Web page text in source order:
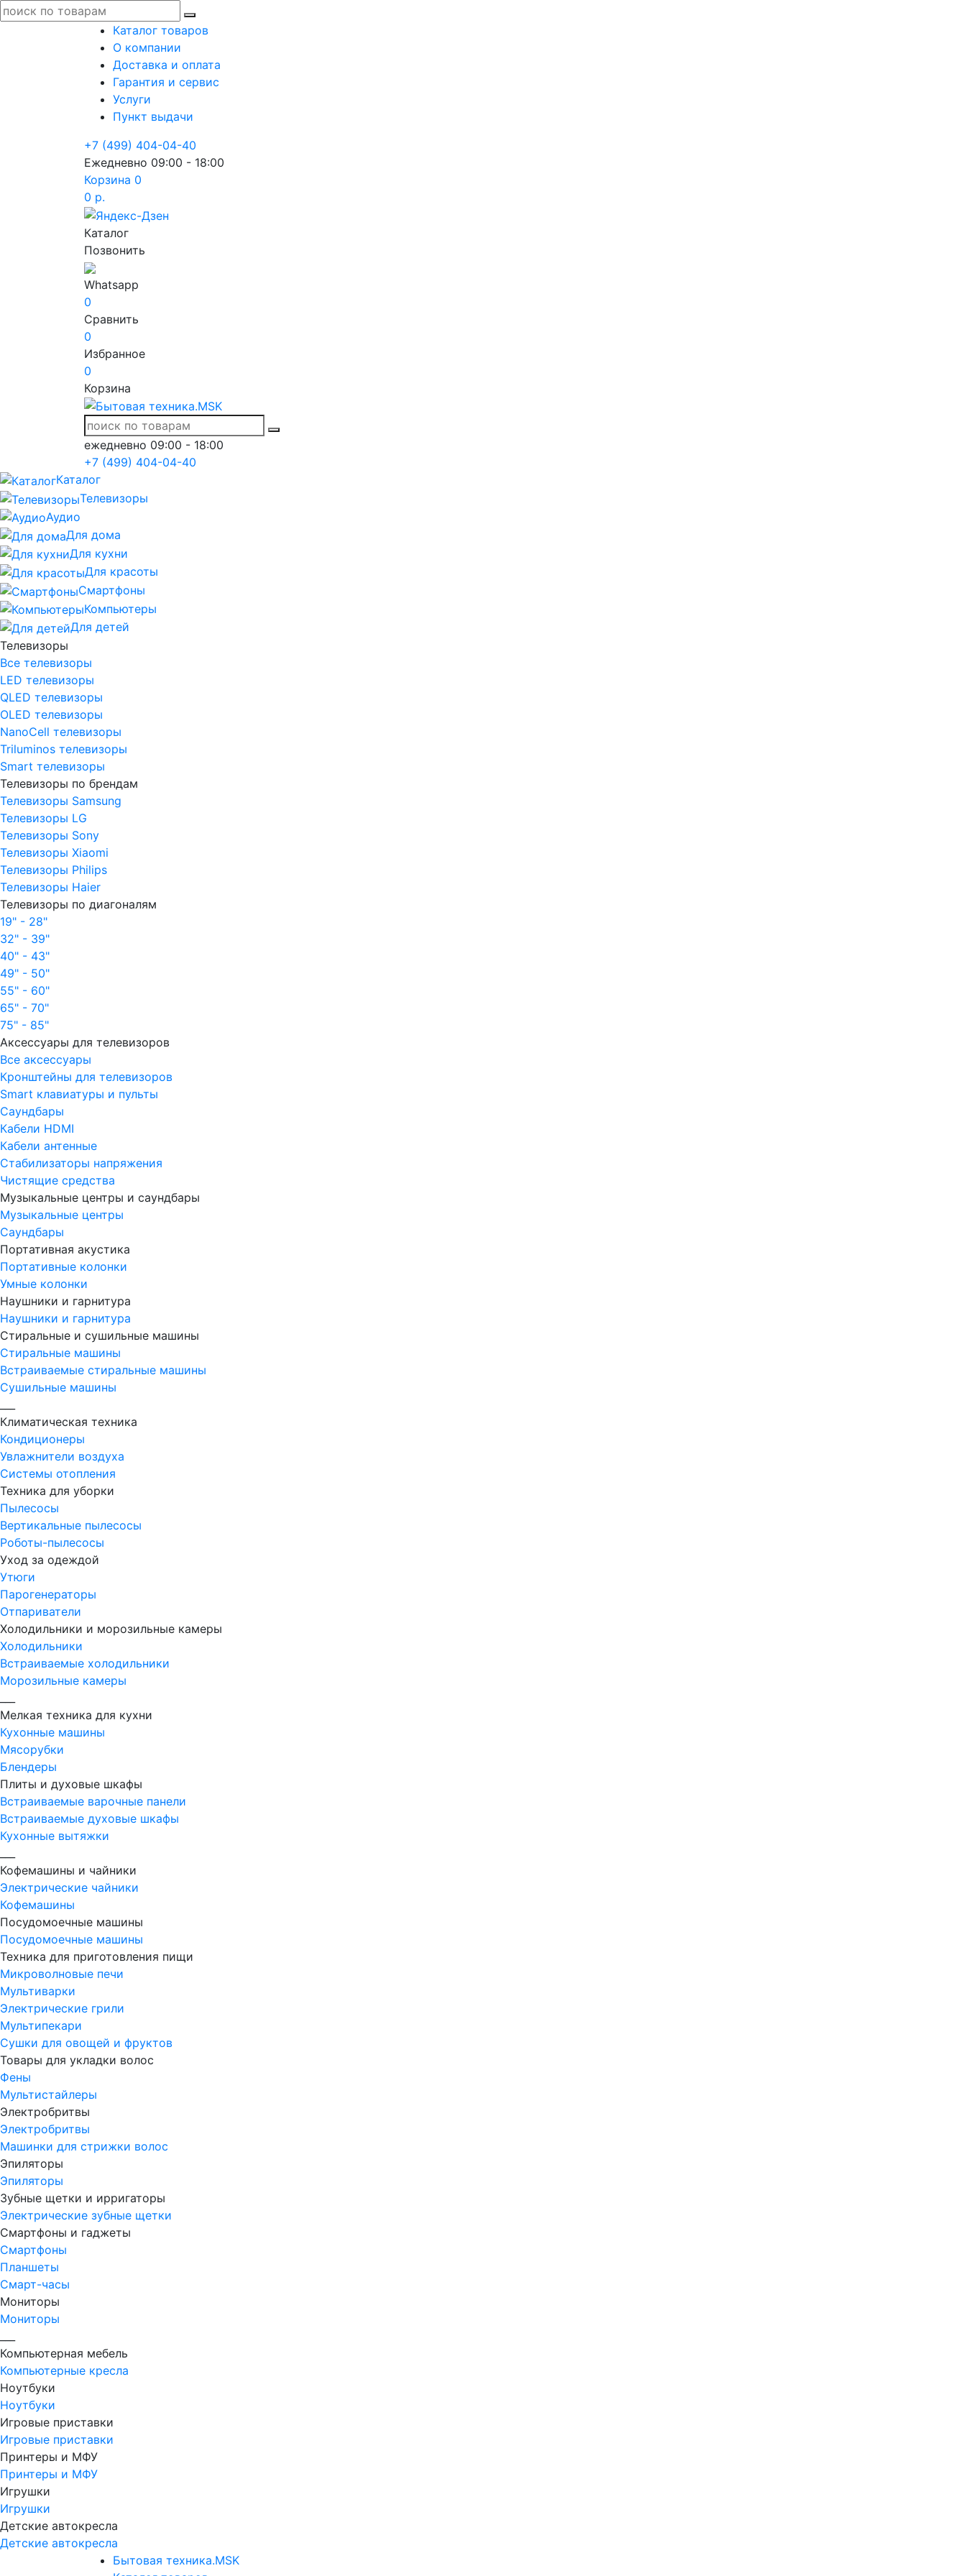
Каталог товаров
О компании
Доставка и оплата
Гарантия и сервис
Услуги
Пункт выдачи
+7 (499) 404-04-40
Ежедневно 09:00 - 18:00
Корзина 0
0 р.
Каталог
Позвонить
Whatsapp
0
Сравнить
0
Избранное
0
Корзина
ежедневно 09:00 - 18:00
+7 (499) 404-04-40
Каталог
Телевизоры
Аудио
Для дома
Для кухни
Для красоты
Смартфоны
Компьютеры
Для детей
Телевизоры
Все телевизоры
LED телевизоры
QLED телевизоры
OLED телевизоры
NanoCell телевизоры
Triluminos телевизоры
Smart телевизоры
Телевизоры по брендам
Телевизоры Samsung
Телевизоры LG
Телевизоры Sony
Телевизоры Xiaomi
Телевизоры Philips
Телевизоры Haier
Телевизоры по диагоналям
19" - 28"
32" - 39"
40" - 43"
49" - 50"
55" - 60"
65" - 70"
75" - 85"
Аксессуары для телевизоров
Все аксессуары
Кронштейны для телевизоров
Smart клавиатуры и пульты
Саундбары
Кабели HDMI
Кабели антенные
Стабилизаторы напряжения
Чистящие средства
Музыкальные центры и саундбары
Музыкальные центры
Саундбары
Портативная акустика
Портативные колонки
Умные колонки
Наушники и гарнитура
Наушники и гарнитура
Стиральные и сушильные машины
Стиральные машины
Встраиваемые стиральные машины
Сушильные машины
Климатическая техника
Кондиционеры
Увлажнители воздуха
Системы отопления
Техника для уборки
Пылесосы
Вертикальные пылесосы
Роботы-пылесосы
Уход за одеждой
Утюги
Парогенераторы
Отпариватели
Холодильники и морозильные камеры
Холодильники
Встраиваемые холодильники
Морозильные камеры
Мелкая техника для кухни
Кухонные машины
Мясорубки
Блендеры
Плиты и духовые шкафы
Встраиваемые варочные панели
Встраиваемые духовые шкафы
Кухонные вытяжки
Кофемашины и чайники
Электрические чайники
Кофемашины
Посудомоечные машины
Посудомоечные машины
Техника для приготовления пищи
Микроволновые печи
Мультиварки
Электрические грили
Мультипекари
Сушки для овощей и фруктов
Товары для укладки волос
Фены
Мультистайлеры
Электробритвы
Электробритвы
Машинки для стрижки волос
Эпиляторы
Эпиляторы
Зубные щетки и ирригаторы
Электрические зубные щетки
Смартфоны и гаджеты
Смартфоны
Планшеты
Смарт-часы
Мониторы
Мониторы
Компьютерная мебель
Компьютерные кресла
Ноутбуки
Ноутбуки
Игровые приставки
Игровые приставки
Принтеры и МФУ
Принтеры и МФУ
Игрушки
Игрушки
Детские автокресла
Детские автокресла
Бытовая техника.MSK